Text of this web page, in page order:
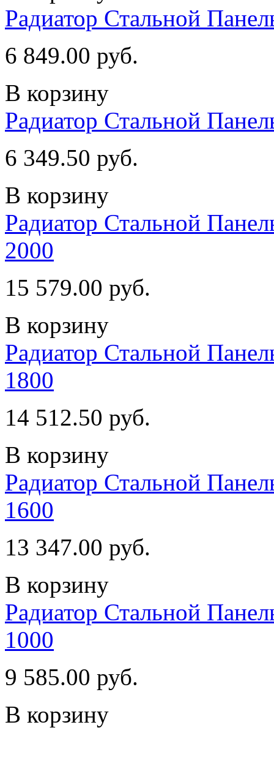
Радиатор Стальной
6 849.00 руб.
В корзину
Радиатор Стальной
6 349.50 руб.
В корзину
Радиатор Стальной
2000
15 579.00 руб.
В корзину
Радиатор Стальной
1800
14 512.50 руб.
В корзину
Радиатор Стальной
1600
13 347.00 руб.
В корзину
Радиатор Стальной
1000
9 585.00 руб.
В корзину